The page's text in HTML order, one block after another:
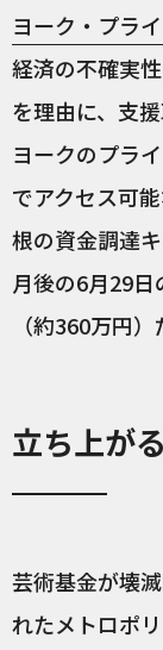
ヨーク・プラ
経済の不確実
を理由に、支
ヨークのプラ
でアクセス可
根の資金調達
月後の6月29
（約360万円）
立ち上が
芸術基金が壊
れたメトロポ